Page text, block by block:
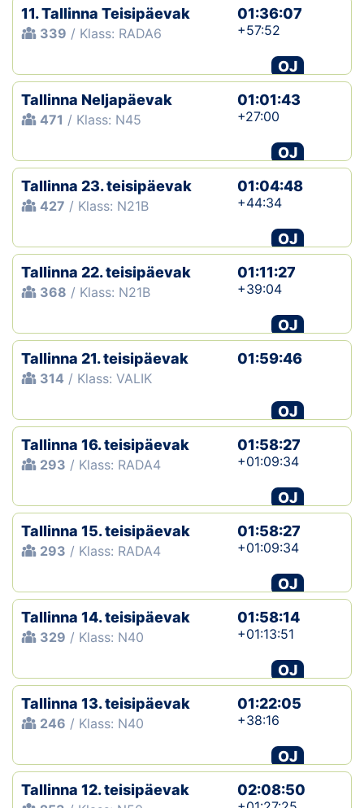
11. Tallinna Teisipäevak
339 / Klass: RADA6
01:36:07
+57:52
OJ
Tallinna Neljapäevak
471 / Klass: N45
01:01:43
+27:00
OJ
Tallinna 23. teisipäevak
427 / Klass: N21B
01:04:48
+44:34
OJ
Tallinna 22. teisipäevak
368 / Klass: N21B
01:11:27
+39:04
OJ
Tallinna 21. teisipäevak
314 / Klass: VALIK
01:59:46
OJ
Tallinna 16. teisipäevak
293 / Klass: RADA4
01:58:27
+01:09:34
OJ
Tallinna 15. teisipäevak
293 / Klass: RADA4
01:58:27
+01:09:34
OJ
Tallinna 14. teisipäevak
329 / Klass: N40
01:58:14
+01:13:51
OJ
Tallinna 13. teisipäevak
246 / Klass: N40
01:22:05
+38:16
OJ
Tallinna 12. teisipäevak
02:08:50